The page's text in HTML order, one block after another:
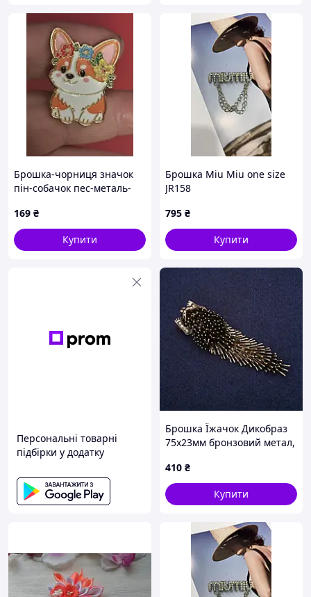
Брошка-чорниця значок
пін-собачок пес-металь-
169 ₴
Купити
Брошка Miu Miu one size
JR158
795 ₴
Купити
Персональні товарні
підбірки у додатку
Брошка Їжачок Дикобраз
75х23мм бронзовий метал,
410 ₴
Купити